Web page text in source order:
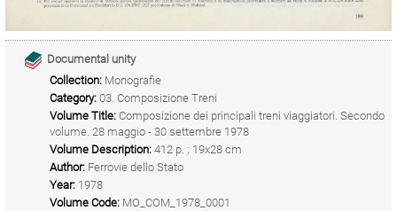
Documental unity
Collection: Monografie
Category: 03. Composizione Treni
Volume Title: Composizione dei principali treni viaggiatori. Secondo
volume. 28 maggio - 30 settembre 1978
Volume Description: 412 p. ; 19x28 cm
Author: Ferrovie dello Stato
Year: 1978
Volume Code: MO_COM_1978_0001